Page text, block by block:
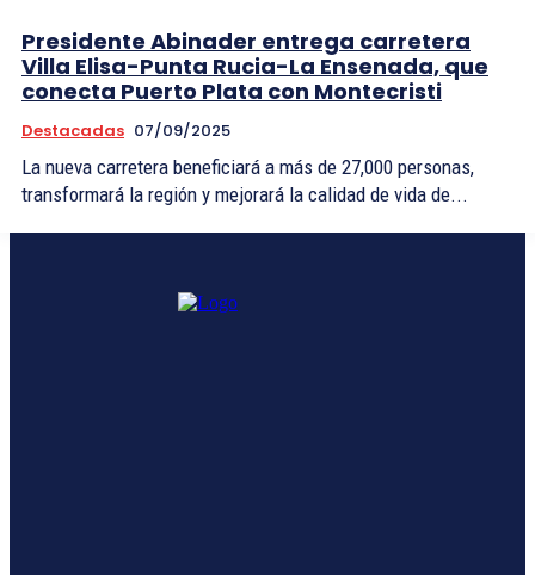
Presidente Abinader entrega carretera
Villa Elisa-Punta Rucia-La Ensenada, que
conecta Puerto Plata con Montecristi
Destacadas 07/09/2025
La nueva carretera beneficiará a más de 27,000 personas,
transformará la región y mejorará la calidad de vida de...